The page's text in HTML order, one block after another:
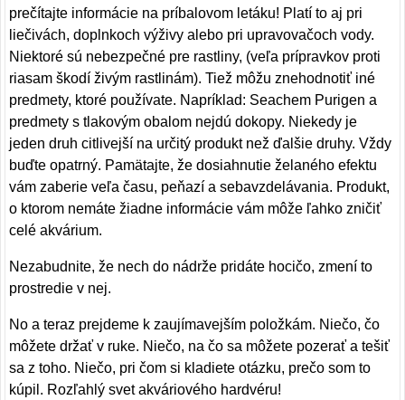
prečítajte informácie na príbalovom letáku! Platí to aj pri
liečivách, doplnkoch výživy alebo pri upravovačoch vody.
Niektoré sú nebezpečné pre rastliny, (veľa prípravkov proti
riasam škodí živým rastlinám). Tiež môžu znehodnotiť iné
predmety, ktoré používate. Napríklad: Seachem Purigen a
predmety s tlakovým obalom nejdú dokopy. Niekedy je
jeden druh citlivejší na určitý produkt než ďalšie druhy. Vždy
buďte opatrný. Pamätajte, že dosiahnutie želaného efektu
vám zaberie veľa času, peňazí a sebavzdelávania. Produkt,
o ktorom nemáte žiadne informácie vám môže ľahko zničiť
celé akvárium.
Nezabudnite, že nech do nádrže pridáte hocičo, zmení to
prostredie v nej.
No a teraz prejdeme k zaujímavejším položkám. Niečo, čo
môžete držať v ruke. Niečo, na čo sa môžete pozerať a tešiť
sa z toho. Niečo, pri čom si kladiete otázku, prečo som to
kúpil. Rozľahlý svet akváriového hardvéru!